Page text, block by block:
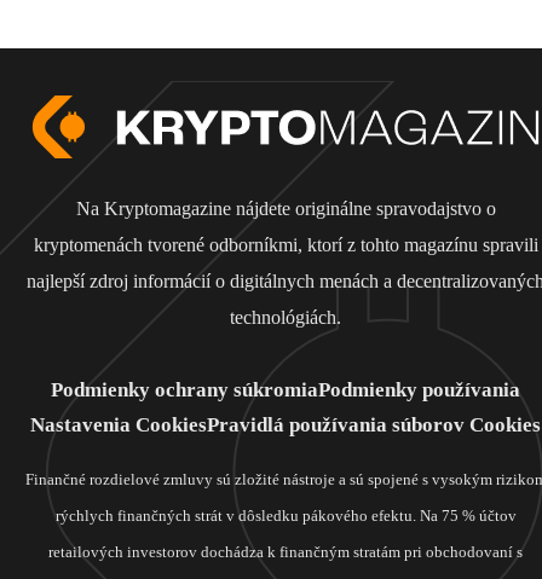
Na Kryptomagazine nájdete originálne spravodajstvo o
kryptomenách tvorené odborníkmi, ktorí z tohto magazínu spravili
najlepší zdroj informácií o digitálnych menách a
technológiách.
Podmienky ochrany súkromiaPodmienky používania
Nastavenia CookiesPravidlá používania súborov Cookies
Finančné rozdielové zmluvy sú zložité nástroje a sú spojené s vysokým
rýchlych finančných strát v dôsledku pákového efektu. Na 75 % účtov
retailových investorov dochádza k finančným stratám pri obchodovaní s